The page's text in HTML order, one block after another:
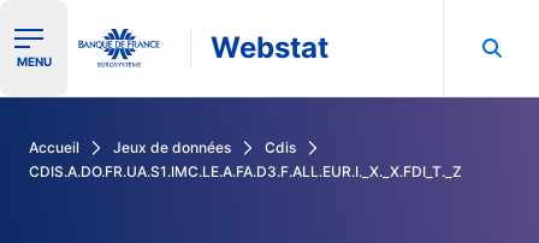
Ouvrir le menu de navigation
MENU Webstat
Accueil Jeux de données
Cdis
CDIS.A.DO.FR.UA.S1.IMC.LE.A.FA.D3.F.ALL.EUR.I._X._X.FDI_T._Z